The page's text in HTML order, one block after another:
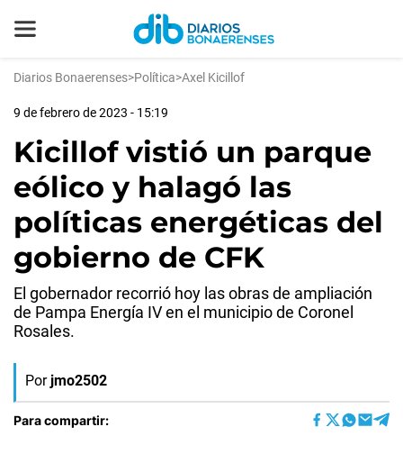
Diarios Bonaerenses>Política>Axel Kicillof
9 de febrero de 2023 - 15:19
Kicillof vistió un parque
eólico y halagó las
políticas energéticas del
gobierno de CFK
El gobernador recorrió hoy las obras de ampliación
de Pampa Energía IV en el municipio de Coronel
Rosales.
Por jmo2502
Para compartir: